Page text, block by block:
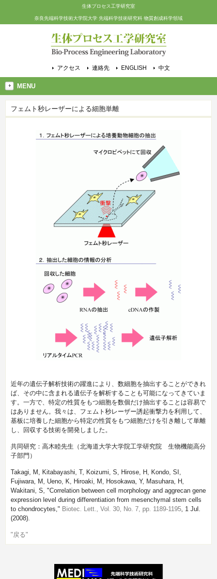
生体プロセス工学研究室
奈良先端科学技術大学院大学 先端科学技術研究科 物質創成科学領域
アクセス 連絡先 ENGLISH 中文
MENU
フェムト秒レーザーによる細胞単離
近年の遺伝子解析技術の躍進により、数細胞を抽出することができれ
ば、その中に含まれる遺伝子を解析することも可能になってきていま
す。一方で、特定の性質をもつ細胞を数個だけ抽出することは容易で
はありません。我々は、フェムト秒レーザー誘起衝撃力を利用して、
基板に培養した細胞から特定の性質をもつ細胞だけを引き離して単離
し、回収する技術を開発しました。
共同研究：高木睦先生（北海道大学大学院工学研究院 生物機能高分
子部門）
Takagi, M, Kitabayashi, T, Koizumi, S, Hirose, H, Kondo, SI,
Fujiwara, M, Ueno, K, Hiroaki, M, Hosokawa, Y, Masuhara, H,
Wakitani, S, "Correlation between cell morphology and aggrecan gene
expression level during differentiation from mesenchymal stem cells
to chondrocytes," Biotec. Lett., Vol. 30, No. 7, pp. 1189-1195, 1 Jul.
(2008).
"戻る"